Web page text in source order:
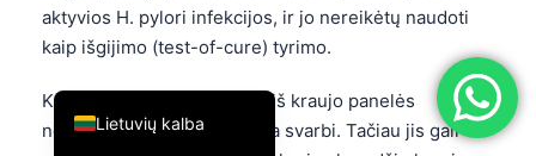
aktyvios H. pylori infekcijos, ir jo nereikėtų naudoti
kaip išgijimo (test-of-cure) tyrimo.
Kantesti neuroninis tinklas iš kraujo panelės
nenustato H. pylori, ir ši riba svarbi. Tačiau jis gali
Lietuvių kalba
Deutsch